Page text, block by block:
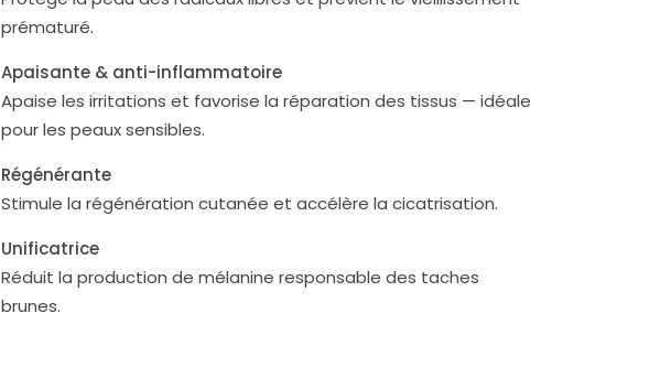
prématuré.
Apaisante & anti-inflammatoire
Apaise les irritations et favorise la réparation des tissus — idéale
pour les peaux sensibles.
Régénérante
Stimule la régénération cutanée et accélère la cicatrisation.
Unificatrice
Réduit la production de mélanine responsable des taches
brunes.